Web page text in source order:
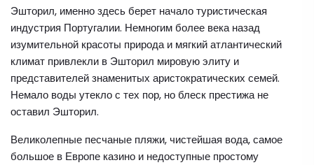
Эшторил, именно здесь берет начало туристическая
индустрия Португалии. Немногим более века назад
изумительной красоты природа и мягкий атлантический
климат привлекли в Эшторил мировую элиту и
представителей знаменитых аристократических семей.
Немало воды утекло с тех пор, но блеск престижа не
оставил Эшторил.
Великолепные песчаные пляжи, чистейшая вода, самое
большое в Европе казино и недоступные простому